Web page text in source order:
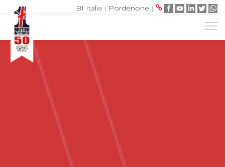
BI Italia | Pordenone |